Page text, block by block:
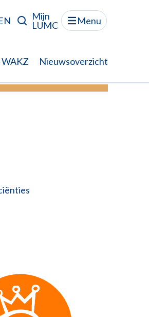
Mijn
LUMC
Menu
Nieuwsoverzicht
Lees meer